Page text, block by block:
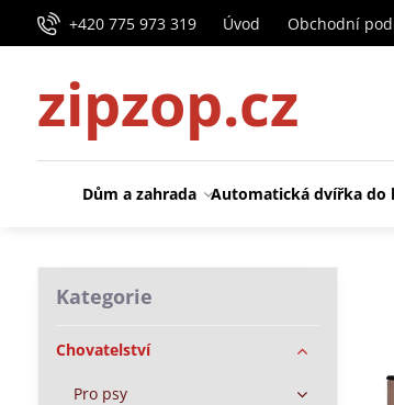
+420 775 973 319 Úvod Obchodní
zipzop.cz
Dům a zahrada Automatická dvířka do
Kategorie
Chovatelství
Pro psy